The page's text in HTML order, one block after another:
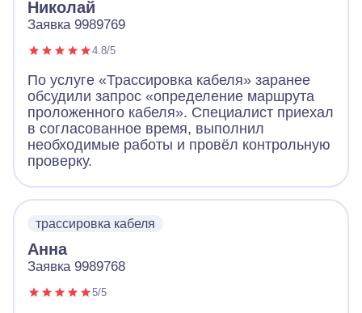
Николай
Заявка 9989769
4.8/5
По услуге «Трассировка кабеля» заранее
обсудили запрос «определение маршрута
проложенного кабеля». Специалист приехал
в согласованное время, выполнил
необходимые работы и провёл контрольную
проверку.
трассировка кабеля
Анна
Заявка 9989768
5/5